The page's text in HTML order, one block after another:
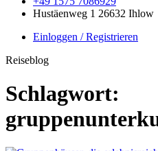
Hustäenweg 1 26632 Ihlow
Einloggen / Registrieren
Reiseblog
Schlagwort: